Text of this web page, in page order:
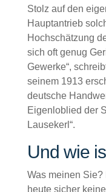
Stolz auf den
Hauptantrieb
Hochschätzung
sich oft genug
Gewerke“,
seinem 1913
deutsche
Eigenloblied der
Lausekerl“.
Und wie
Was meinen Sie?
heute sicher